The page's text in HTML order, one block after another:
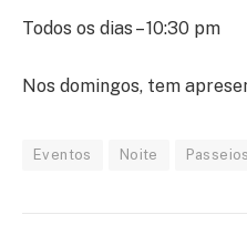
Todos os dias – 10:30 pm
Nos domingos, tem
Eventos Noite Passeios